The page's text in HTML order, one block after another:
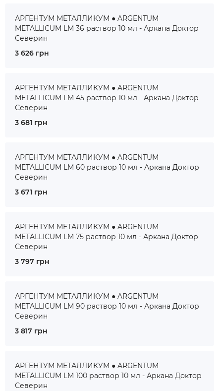
АРГЕНТУМ МЕТАЛЛИКУМ ● ARGENTUM
METALLICUM LM 36 раствор 10 мл - Аркана Доктор
Северин
3 626 грн
АРГЕНТУМ МЕТАЛЛИКУМ ● ARGENTUM
METALLICUM LM 45 раствор 10 мл - Аркана Доктор
Северин
3 681 грн
АРГЕНТУМ МЕТАЛЛИКУМ ● ARGENTUM
METALLICUM LM 60 раствор 10 мл - Аркана Доктор
Северин
3 671 грн
АРГЕНТУМ МЕТАЛЛИКУМ ● ARGENTUM
METALLICUM LM 75 раствор 10 мл - Аркана Доктор
Северин
3 797 грн
АРГЕНТУМ МЕТАЛЛИКУМ ● ARGENTUM
METALLICUM LM 90 раствор 10 мл - Аркана Доктор
Северин
3 817 грн
АРГЕНТУМ МЕТАЛЛИКУМ ● ARGENTUM
METALLICUM LM 100 раствор 10 мл - Аркана Доктор
Северин